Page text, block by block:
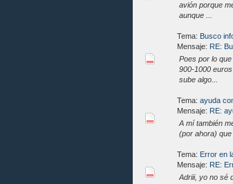
avión porque
aunque ...
Tema: Busco
Mensaje: RE:
Poes por lo
900-1000
sube algo...
Tema: ayuda
Mensaje: RE:
A mí también
(por ahora)
Tema: Error en
Mensaje: RE:
Adriii, yo no sé